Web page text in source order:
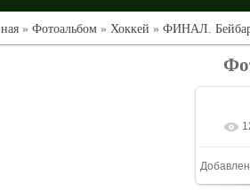
» Фотоальбом » Хоккей » ФИНАЛ.